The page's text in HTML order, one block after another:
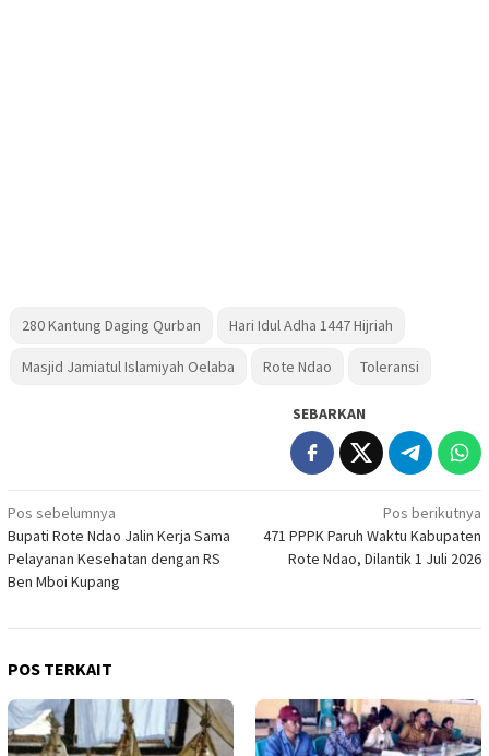
280 Kantung Daging Qurban Hari Idul Adha 1447 Hijriah
Masjid Jamiatul Islamiyah Oelaba Rote Ndao Toleransi
SEBARKAN
Navigasi
pos
Pos sebelumnya
Bupati Rote Ndao Jalin Kerja Sama
Pelayanan Kesehatan dengan RS
Ben Mboi Kupang
Pos berikutnya
471 PPPK Paruh Waktu Kabupaten
Rote Ndao, Dilantik 1 Juli 2026
POS TERKAIT